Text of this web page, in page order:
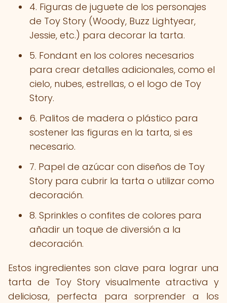
4. Figuras de juguete de los personajes
de Toy Story (Woody, Buzz Lightyear,
Jessie, etc.) para decorar la tarta.
5. Fondant en los colores necesarios
para crear detalles adicionales, como el
cielo, nubes, estrellas, o el logo de Toy
Story.
6. Palitos de madera o plástico para
sostener las figuras en la tarta, si es
necesario.
7. Papel de azúcar con diseños de Toy
Story para cubrir la tarta o utilizar como
decoración.
8. Sprinkles o confites de colores para
añadir un toque de diversión a la
decoración.
Estos ingredientes son clave para lograr una
tarta de Toy Story visualmente atractiva y
deliciosa, perfecta para sorprender a los